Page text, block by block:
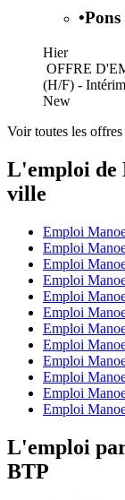
•Pons
Hier
OFFRE
(H/F) -
New
Voir toutes les offres
L'emploi de
ville
Emploi
Emploi
Emploi
Emploi
Emploi
Emploi
Emploi
Emploi
Emploi
Emploi
Emploi
Emploi
L'emploi
BTP